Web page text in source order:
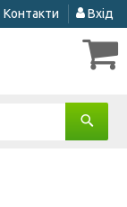
Контакти Вхід